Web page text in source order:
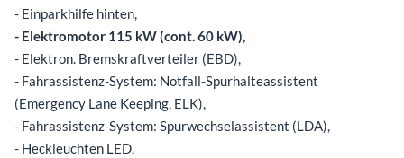
- Einparkhilfe hinten,
- Elektromotor 115 kW (cont. 60 kW),
- Elektron. Bremskraftverteiler (EBD),
- Fahrassistenz-System: Notfall-Spurhalteassistent
(Emergency Lane Keeping, ELK),
- Fahrassistenz-System: Spurwechselassistent (LDA),
- Heckleuchten LED,